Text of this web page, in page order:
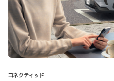
コネクティッド